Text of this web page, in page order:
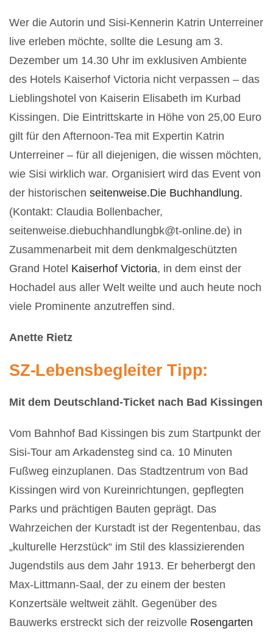
Wer die Autorin und Sisi-Kennerin Katrin Unterreiner
live erleben möchte, sollte die Lesung am 3.
Dezember um 14.30 Uhr im exklusiven Ambiente
des Hotels Kaiserhof Victoria nicht verpassen – das
Lieblingshotel von Kaiserin Elisabeth im Kurbad
Kissingen. Die Eintrittskarte in Höhe von 25,00 Euro
gilt für den Afternoon-Tea mit Expertin Katrin
Unterreiner – für all diejenigen, die wissen möchten,
wie Sisi wirklich war. Organisiert wird das Event von
der historischen seitenweise.Die Buchhandlung.
(Kontakt: Claudia Bollenbacher,
seitenweise.diebuchhandlungbk@t-online.de) in
Zusammenarbeit mit dem denkmalgeschützten
Grand Hotel Kaiserhof Victoria, in dem einst der
Hochadel aus aller Welt weilte und auch heute noch
viele Prominente anzutreffen sind.
Anette Rietz
SZ-Lebensbegleiter Tipp:
Mit dem Deutschland-Ticket nach Bad Kissingen
Vom Bahnhof Bad Kissingen bis zum Startpunkt der
Sisi-Tour am Arkadensteg sind ca. 10 Minuten
Fußweg einzuplanen. Das Stadtzentrum von Bad
Kissingen wird von Kureinrichtungen, gepflegten
Parks und prächtigen Bauten geprägt. Das
Wahrzeichen der Kurstadt ist der Regentenbau, das
„kulturelle Herzstück“ im Stil des klassizierenden
Jugendstils aus dem Jahr 1913. Er beherbergt den
Max-Littmann-Saal, der zu einem der besten
Konzertsäle weltweit zählt. Gegenüber des
Bauwerks erstreckt sich der reizvolle Rosengarten